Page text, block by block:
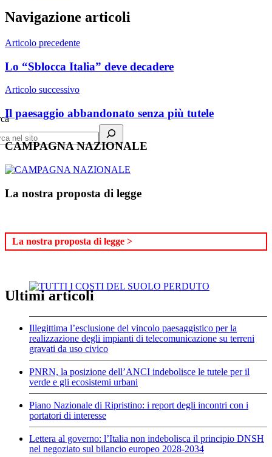
Navigazione articoli
Articolo precedente
Lo “Sblocca Italia” deve decadere
Articolo successivo
Il paesaggio abbandonato senza più tutele
CAMPAGNA NAZIONALE
La nostra proposta di legge
La nostra proposta di legge >
Ultimi articoli
Illegittima l’esclusione del vincolo paesaggistico per la
realizzazione degli impianti di telecomunicazione su terreni
gravati da uso civico
PNRN, la posizione dell’ANCI indebolisce le tutele per il
verde e gli ecosistemi urbani
Piano Nazionale di Ripristino: i report degli incontri con i
portatori di interesse
Lettera al governo: l’Italia non indebolisca il principio DNSH
nel negoziato sul bilancio europeo 2028-2034